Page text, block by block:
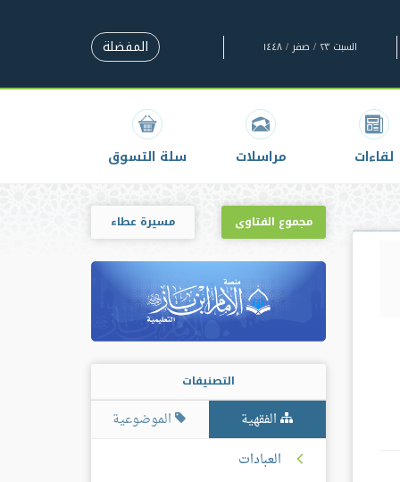
السبت ٢٣ / صفر / ١٤٤٨ المفضلة
لقاءات مراسلات سلة التسوق
مجموع الفتاوى مسيرة عطاء
التصنيفات
الفقهية
الموضوعية
العبادات